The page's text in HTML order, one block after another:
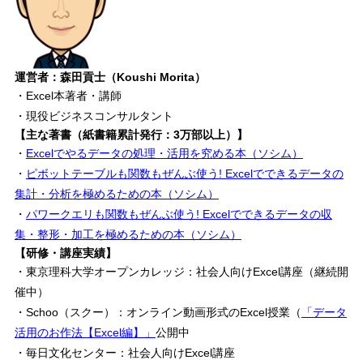
運営者：森田貢士（Koushi Morita）
・Excel本著者・講師
・現役ビジネスコンサルタント
【主な著書（紙書籍累計発行：3万部以上）】
・ Excelでやるデータの処理・活用を究める本（ソシム）
・ ピボットテーブルも関数もぜんぶ使う! Excelでできるデータの
集計・分析を極めるための本（ソシム）
・ パワークエリも関数もぜんぶ使う! Excelでできるデータの収
集・整形・加工を極めるための本（ソシム）
【研修・講座実績】
・東京理科大学オープンカレッジ：社会人向けExcel講座（継続開
催中）
・Schoo（スクー）：オンライン動画形式のExcel授業（
「データ
活用のお作法【Excel編】」 公開中
・毎日文化センター：社会人向けExcel講座